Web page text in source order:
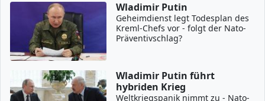
Wladimir Putin
Geheimdienst legt Todesplan des
Kreml-Chefs vor - folgt der Nato-
Präventivschlag?
Wladimir Putin führt
hybriden Krieg
Weltkriegspanik nimmt zu - Nato-